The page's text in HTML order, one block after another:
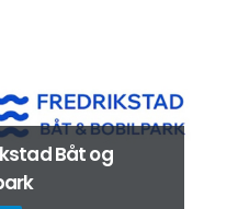
Båt og